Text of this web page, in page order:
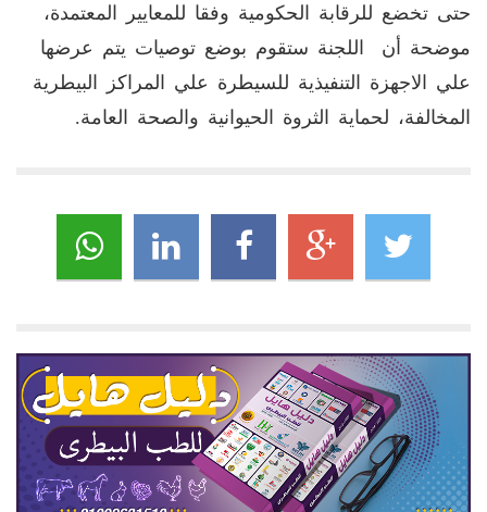
حتى تخضع للرقابة الحكومية وفقا للمعايير المعتمدة،
موضحة أن اللجنة ستقوم بوضع توصيات يتم عرضها
علي الاجهزة التنفيذية للسيطرة علي المراكز البيطرية
المخالفة، لحماية الثروة الحيوانية والصحة العامة.